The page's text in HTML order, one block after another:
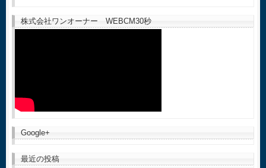
株式会社ワンオーナー WEBCM30秒
Google+
最近の投稿